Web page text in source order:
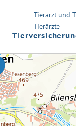
Tierarzt und
Tierärzte